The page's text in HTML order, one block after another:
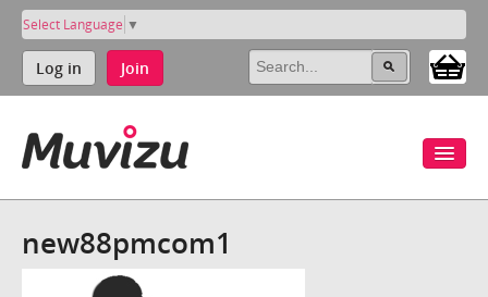
Select Language ▼
Log in Join
new88pmcom1